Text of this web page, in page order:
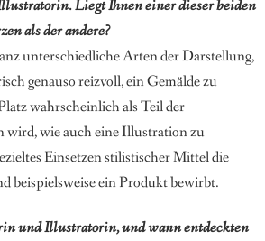
Liegt Ihnen einerdieser beiden
als der andere?
unterschiedliche Arten der Darstellung,
genauso reizvoll, ein Gemälde zu
wahrscheinlich als Teil der
wird, wie auch eine Illustration zu
Einsetzen stilistischer Mittel die
beispielsweise ein Produkt bewirbt.
und Illustratorin, und wann entdeckten